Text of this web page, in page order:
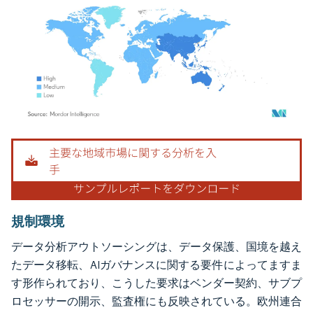
画像 © Mordor Intelligence。再利用にはCC BY 4.0の表示が必要です。
規制環境
データ分析アウトソーシングは、データ保護、国境を越え
たデータ移転、AIガバナンスに関する要件によってますま
す形作られており、こうした要求はベンダー契約、サブプ
ロセッサーの開示、監査権にも反映されている。欧州連合